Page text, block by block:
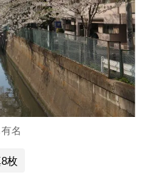
名
枚